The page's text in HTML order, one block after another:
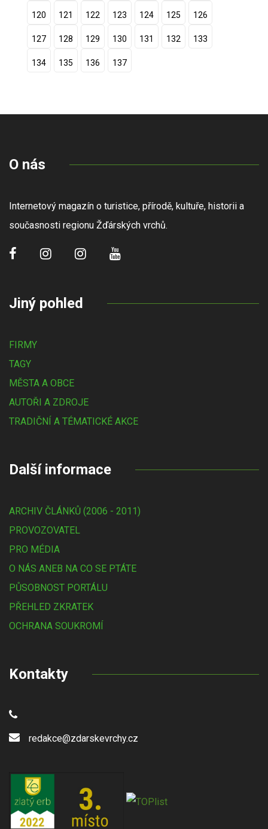
120 121 122 123 124 125 126
127 128 129 130 131 132 133
134 135 136 137
O nás
Internetový magazín o turistice, přírodě, kultuře, historii a
současnosti regionu Žďárských vrchů.
Jiný pohled
FIRMY
TAGY
MĚSTA A OBCE
AUTOŘI A ZDROJE
TRADIČNÍ A TÉMATICKÉ AKCE
Další informace
ARCHIV ČLÁNKŮ (2006 - 2011)
PROVOZOVATEL
PRO MÉDIA
O NÁS ANEB NA CO SE PTÁTE
PŮSOBNOST PORTÁLU
PŘEHLED ZKRATEK
OCHRANA SOUKROMÍ
Kontakty
redakce@zdarskevrchy.cz